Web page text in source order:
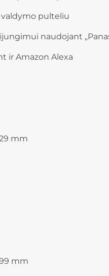
pulteliu
naudojant
ir Amazon Alexa
mm
mm